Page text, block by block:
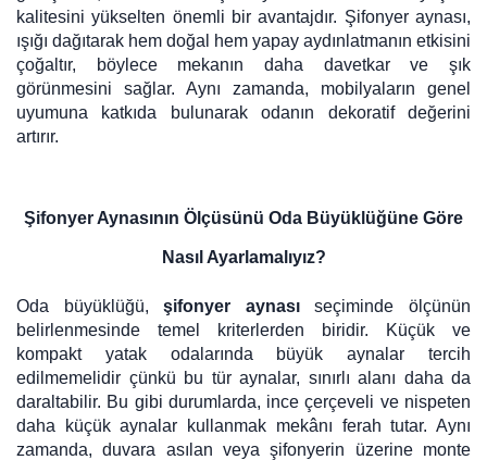
kalitesini yükselten önemli bir avantajdır. Şifonyer aynası,
ışığı dağıtarak hem doğal hem yapay aydınlatmanın etkisini
çoğaltır, böylece mekanın daha davetkar ve şık
görünmesini sağlar. Aynı zamanda, mobilyaların genel
uyumuna katkıda bulunarak odanın dekoratif değerini
artırır.
Şifonyer Aynasının Ölçüsünü Oda Büyüklüğüne Göre
Nasıl Ayarlamalıyız?
Oda büyüklüğü,şifonyer aynasıseçiminde ölçünün
belirlenmesinde temel kriterlerden biridir. Küçük ve
kompakt yatak odalarında büyük aynalar tercih
edilmemelidir çünkü bu tür aynalar, sınırlı alanı daha da
daraltabilir. Bu gibi durumlarda, ince çerçeveli ve nispeten
daha küçük aynalar kullanmak mekânı ferah tutar. Aynı
zamanda, duvara asılan veya şifonyerin üzerine monte